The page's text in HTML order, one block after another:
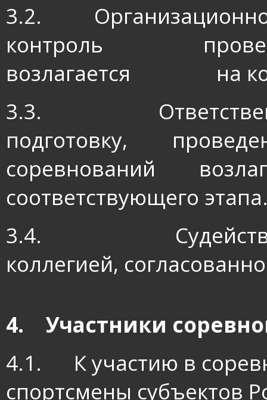
3.2.
контроль
возлагается
на
3.3.
подготовку,
соревнований
соответствующего
3.4.
коллегией,
4.
Участники
4.1.
К участию в
спортсмены субъектов